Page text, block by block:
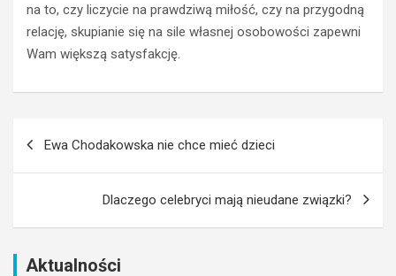
na to, czy liczycie na prawdziwą miłość, czy na przygodną
relację, skupianie się na sile własnej osobowości zapewni
Wam większą satysfakcję.
Ewa Chodakowska nie chce mieć dzieci
Dlaczego celebryci mają nieudane związki?
Aktualności
?
S
p
a
ź
,
n
m
k
?
a
y
b
ć
d